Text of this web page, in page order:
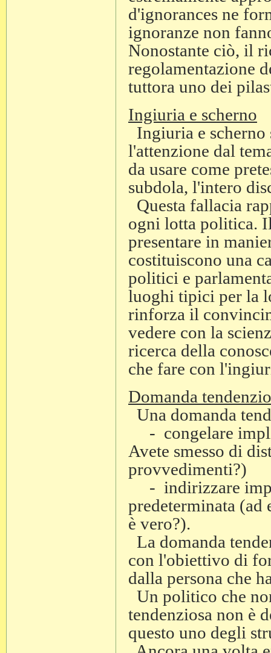
d'ignorances ne
ignoranze non
Nonostante ciò, il
regolamentazione
tuttora uno dei
Ingiuria e scherno
Ingiuria e scherno
l'attenzione dal
da usare come
subdola, l'intero
Questa fallacia
ogni lotta politica.
presentare in
costituiscono una
politici e
luoghi tipici per la
rinforza il
vedere con la
ricerca della
che fare con
Domanda
Una domanda
- congelare
Avete smesso di
provvedimenti?)
- indirizzare
predeterminata
è vero?).
La domanda
con l'obiettivo di
dalla persona che
Un politico che
tendenziosa non è
questo uno degli